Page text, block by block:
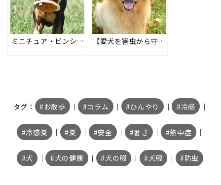
ミニチュア・ピンシャーの熱中症対策とクール服の選び方・エアコンによる寒暖差にも注意！ #179 【愛犬を害虫から守ろう】蚊・ノミ・マダニによる病気と対策・おすすめの防虫犬服も #187
タグ： お散歩 ｜ コラム ｜ ひんやり ｜ 冷感 ｜
冷感夏 ｜ 夏 ｜ 安全 ｜ 暑さ ｜ 熱中症 ｜
犬 ｜ 犬の健康 ｜ 犬の服 ｜ 犬服 ｜ 防虫